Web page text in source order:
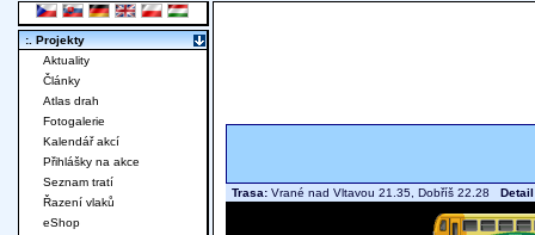
Trasa: Vrané nad Vltavou 21.35, Dobříš 22.28
:. Projekty
Aktuality
Články
Atlas drah
Fotogalerie
Kalendář akcí
Přihlášky na akce
Seznam tratí
Řazení vlaků
eShop